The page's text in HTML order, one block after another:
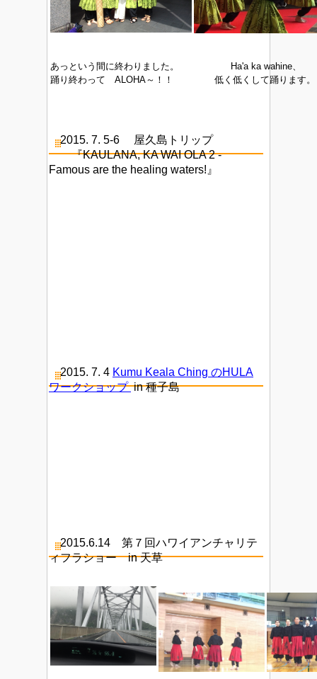
あっという間に終わりました。
踊り終わって ALOHA～！！
Ha'a ka wahine、
低く低くして踊ります。
2015. 7. 5-6 屋久島トリップ
『KAULANA, KA WAI OLA 2 -
Famous are the healing waters!』
2015. 7. 4 Kumu Keala Ching のHULA
ワークショップin 種子島
2015.6.14 第７回ハワイアンチャリテ
ィフラショー in 天草